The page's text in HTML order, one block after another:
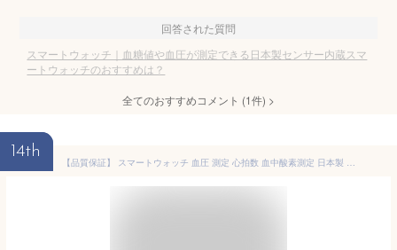
回答された質問
スマートウォッチ｜血糖値や血圧が測定できる日本製センサー内蔵スマ
ートウォッチのおすすめは？
全てのおすすめコメント (1件) >
14th
【品質保証】 スマートウォッチ 血圧 測定 心拍数 血中酸素測定 日本製 センサー 睡眠検測 1.54インチ 大画面 IP68 日本語対応 プレゼント 着信通知 アラーム 天気予報 運動モード 男女兼用腕時計 iPhone/Android対応 日本語説明書 遠隔カメラ操作